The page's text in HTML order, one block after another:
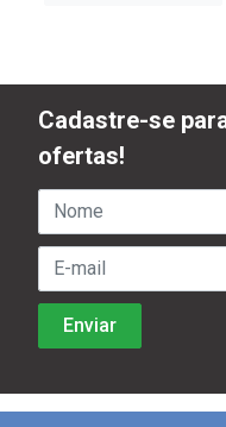
Cadastre-se
ofertas!